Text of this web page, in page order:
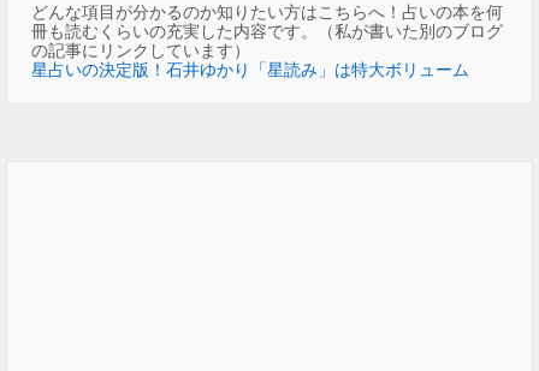
どんな項目が分かるのか知りたい方はこちらへ！占いの本を何
冊も読むくらいの充実した内容です。（私が書いた別のブログ
の記事にリンクしています）
星占いの決定版！石井ゆかり「星読み」は特大ボリューム